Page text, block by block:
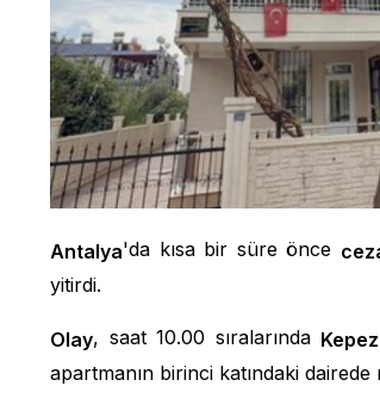
Antalya'da kısa bir süre önce
yitirdi.
Olay, saat 10.00 sıralarında
apartmanın birinci katındaki dairede